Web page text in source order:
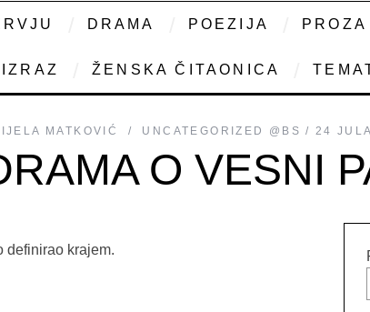
DRAMA POEZIJA PROZA
ŽENSKA ČITAONICA
MATKOVIĆ UNCATEGORIZED @BS 24
O VESNI
definirao krajem.